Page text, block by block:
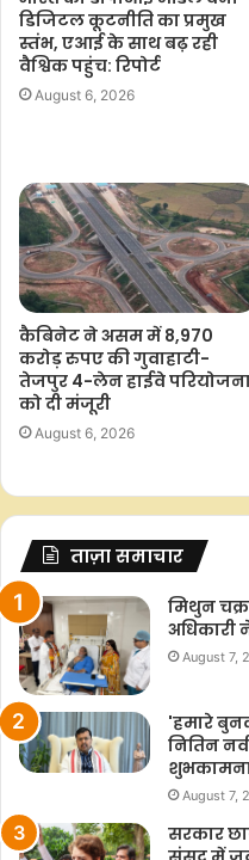
डिजिटल कूटनीति का प्रमुख
स्तंभ, एआई के साथ बढ़ रही
वैश्विक पहुंच: रिपोर्ट
August 6, 2026
कैबिनेट ने असम में 8,970
करोड़ रुपए की गुवाहाटी-
तेजपुर 4-लेन हाईवे
को दी मंजूरी
August 6, 2026
ताज़ा समाचार
मिथुन
अधिकारी
August 7,
'हमारे
नितिन
August 7,
सरकार